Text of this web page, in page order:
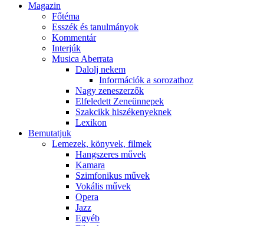
Magazin
Főtéma
Esszék és tanulmányok
Kommentár
Interjúk
Musica Aberrata
Dalolj nekem
Információk a sorozathoz
Nagy zeneszerzők
Elfeledett Zeneünnepek
Szakcikk hiszékenyeknek
Lexikon
Bemutatjuk
Lemezek, könyvek, filmek
Hangszeres művek
Kamara
Szimfonikus művek
Vokális művek
Opera
Jazz
Egyéb